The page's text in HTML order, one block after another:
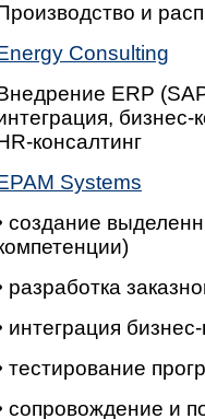
и
Consulting
ERP
бизнес-
консалтинг
Systems
создание
разработка
интеграция
тестирование
сопровождение и